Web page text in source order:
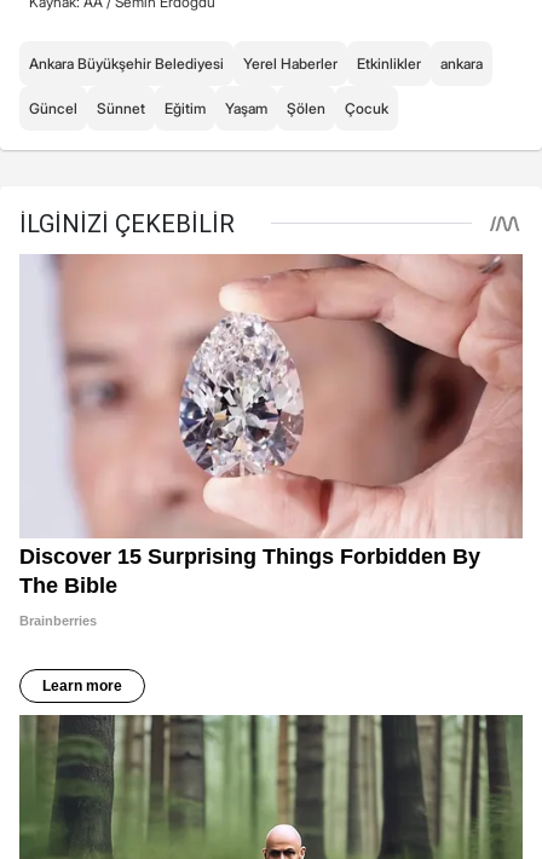
Ankara Büyükşehir Belediyesi Yerel Haberler Etkinlikler ankara
Güncel Sünnet Eğitim Yaşam Şölen Çocuk